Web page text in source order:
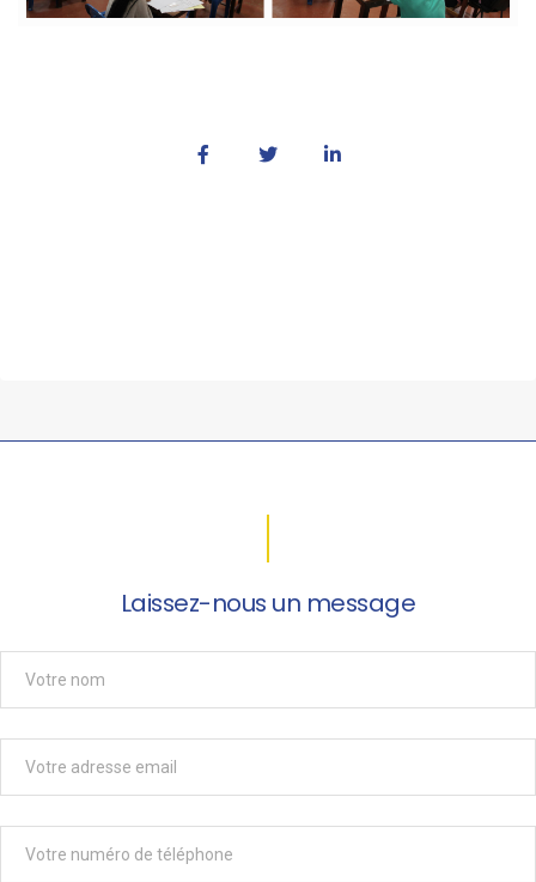
Laissez-nous un message